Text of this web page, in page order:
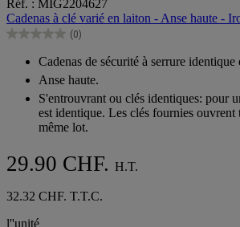
sur
5
étoiles.
Réf. : MIG2204627
Cadenas à clé varié en laiton - Anse haute -
(0)
0.0
étoiles.
Cadenas de sécurité à serrure identique
Anse haute.
S'entrouvrant ou clés identiques: pour
est identique. Les clés fournies ouvrent
même lot.
29.90 CHF. H.T.
32.32 CHF. T.T.C.
l''unité